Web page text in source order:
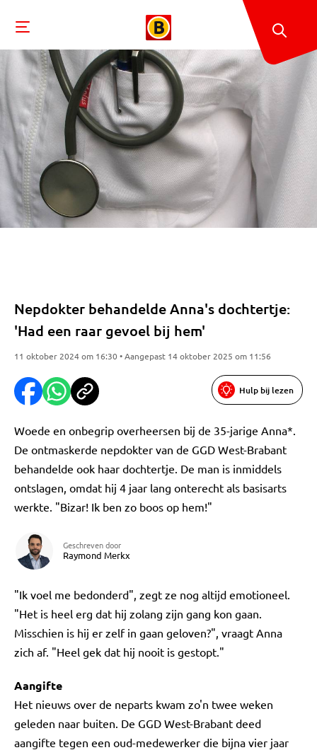
Nepdokter behandelde Anna's dochtertje:
'Had een raar gevoel bij hem'
11 oktober 2024 om 16:30 • Aangepast 14 oktober 2025 om 11:56
Hulp bij lezen
Woede en onbegrip overheersen bij de 35-jarige Anna*.
De ontmaskerde nepdokter van de GGD West-Brabant
behandelde ook haar dochtertje. De man is inmiddels
ontslagen, omdat hij 4 jaar lang onterecht als basisarts
werkte. "Bizar! Ik ben zo boos op hem!"
Geschreven door
Raymond Merkx
"Ik voel me bedonderd", zegt ze nog altijd emotioneel.
"Het is heel erg dat hij zolang zijn gang kon gaan.
Misschien is hij er zelf in gaan geloven?", vraagt Anna
zich af. "Heel gek dat hij nooit is gestopt."
Aangifte
Het nieuws over de neparts kwam zo'n twee weken
geleden naar buiten. De GGD West-Brabant deed
aangifte tegen een oud-medewerker die bijna vier jaar